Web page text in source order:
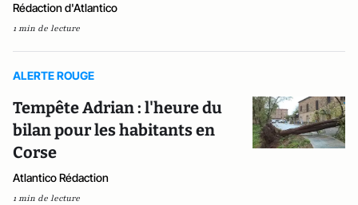
Rédaction d'Atlantico
1 min de lecture
ALERTE ROUGE
Tempête Adrian : l'heure du
bilan pour les habitants en
Corse
Atlantico Rédaction
1 min de lecture